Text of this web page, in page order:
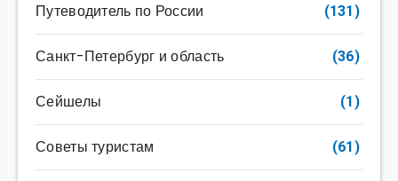
Путеводитель по России (131)
Санкт-Петербург и область (36)
Сейшелы (1)
Советы туристам (61)